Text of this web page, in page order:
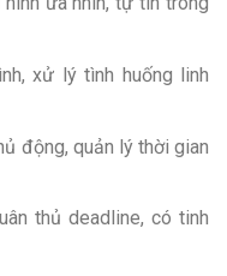
xử lý tình huống linh
động, quản lý thời gian
thủ deadline, có tinh